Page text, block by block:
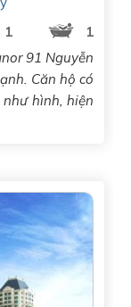
1
1
91 Nguyễn
Căn hộ có
hình, hiện